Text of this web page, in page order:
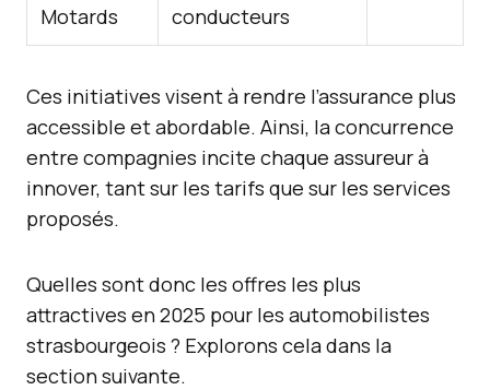
Motards
conducteurs
Ces initiatives visent à rendre l’assurance plus
accessible et abordable. Ainsi, la concurrence
entre compagnies incite chaque assureur à
innover, tant sur les tarifs que sur les services
proposés.
Quelles sont donc les offres les plus
attractives en 2025 pour les automobilistes
strasbourgeois ? Explorons cela dans la
section suivante.